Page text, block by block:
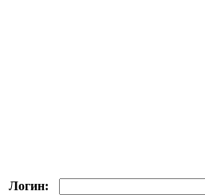
Логин: